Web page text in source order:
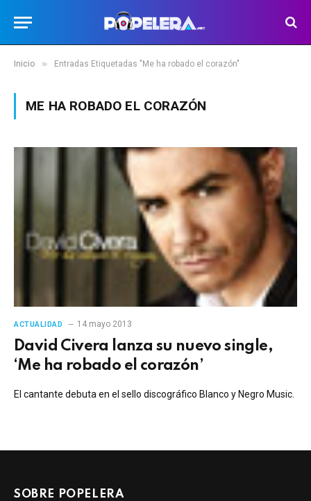
Inicio » Entradas Etiquetadas "Me ha robado el corazón"
ME HA ROBADO EL CORAZÓN
ACTUALIDAD 14 mayo 2013
David Civera lanza su nuevo single,
‘Me ha robado el corazón’
El cantante debuta en el sello discográfico Blanco y Negro Music.
SOBRE POPELERA